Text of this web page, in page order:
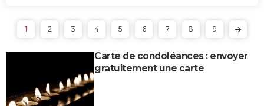
1 2 3 4 5 6 7 8 9
Carte de condoléances : envoyer
gratuitement une carte